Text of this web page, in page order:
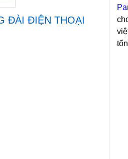
ĐÀI ĐIỆN THOẠI